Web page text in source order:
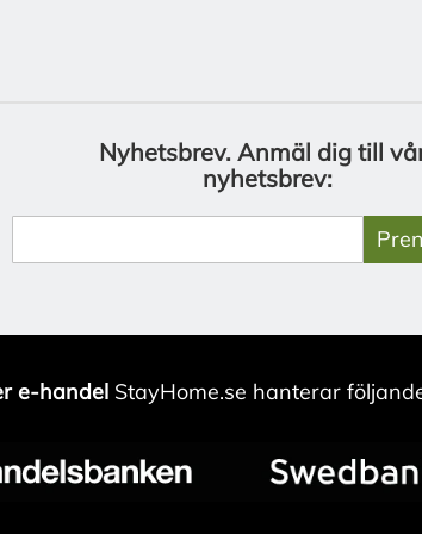
Nyhetsbrev. Anmäl dig till
nyhetsbrev:
e-handelStayHome.se hanterar